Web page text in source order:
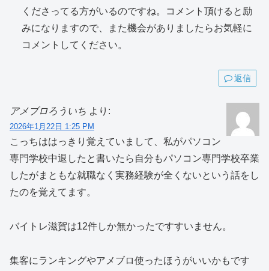
くださってる方がいるのですね。コメント頂けると励
みになりますので、また機会がありましたらお気軽に
コメントしてください。
返信
アメブロろういち より:
2026年1月22日 1:25 PM
こっちははっきり覚えていまして、私がパソコン
専門学校中退したと書いたら自分もパソコン専門学校卒業
したがまともな就職なく実務経験が全くないという話をし
たのを覚えてます。
バイトレ滋賀は12件しか無かったですすいません。
集客にランキングやアメブロ使ったほうがいいかもです